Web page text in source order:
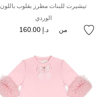
تيشيرت للبنات مطرز بقلوب باللون
الوردي
من د.إ 160.00